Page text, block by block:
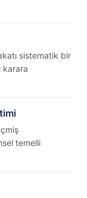
sistematik bir
karara
temelli